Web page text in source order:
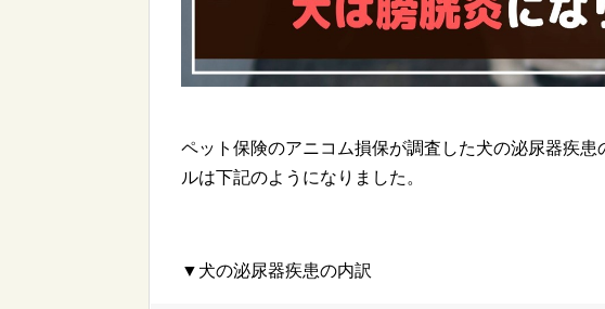
ペット保険のアニコム損保が調査した犬の泌尿器疾
ルは下記のようになりました。
▼犬の泌尿器疾患の内訳